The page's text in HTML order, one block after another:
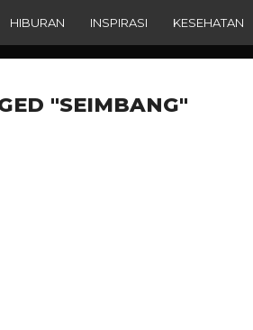
HIBURAN INSPIRASI KESEHATAN
"SEIMBANG"